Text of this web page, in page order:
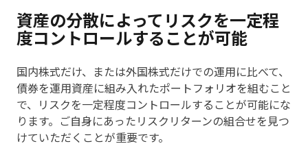
資産の分散によってリスクを一定程
度コントロールすることが可能
国内株式だけ、または外国株式だけでの運用に比べて、
債券を運用資産に組み入れたポートフォリオを組むこと
で、リスクを一定程度コントロールすることが可能にな
ります。ご自身にあったリスクリターンの組合せを見つ
けていただくことが重要です。